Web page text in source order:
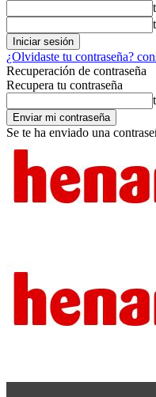
¿Olvidaste tu contraseña?
Recuperación de contraseña
Recupera tu contraseña
Se te ha enviado una